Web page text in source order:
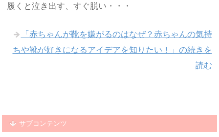
履くと泣き出す、すぐ脱い・・・
「赤ちゃんが靴を嫌がるのはなぜ？赤ちゃんの気持
ちや靴が好きになるアイデアを知りたい！」の続きを
読む
サブコンテンツ